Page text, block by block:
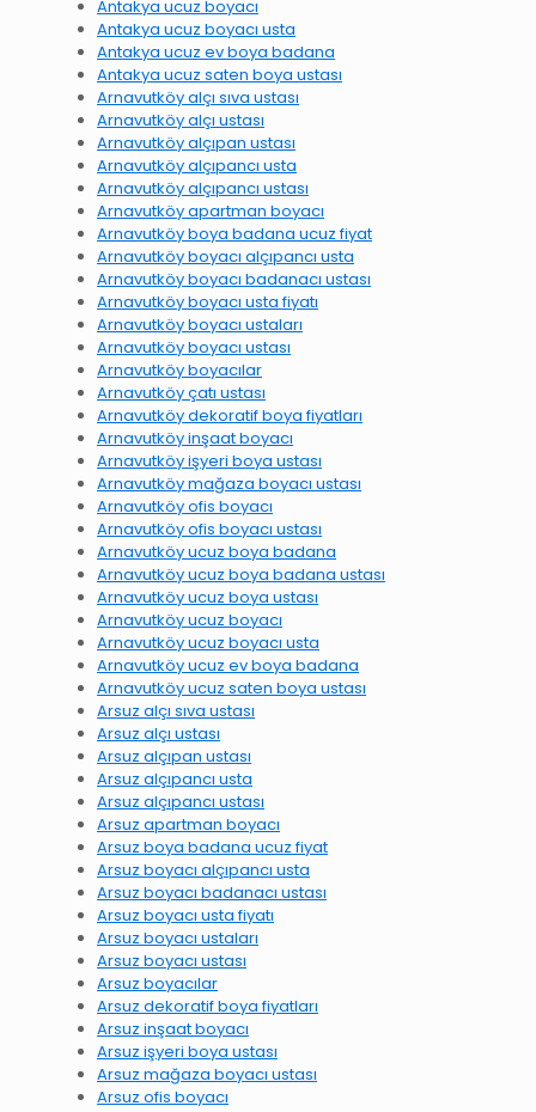
Antakya ucuz boyacı
Antakya ucuz boyacı usta
Antakya ucuz ev boya badana
Antakya ucuz saten boya ustası
Arnavutköy alçı sıva ustası
Arnavutköy alçı ustası
Arnavutköy alçıpan ustası
Arnavutköy alçıpancı usta
Arnavutköy alçıpancı ustası
Arnavutköy apartman boyacı
Arnavutköy boya badana ucuz fiyat
Arnavutköy boyacı alçıpancı usta
Arnavutköy boyacı badanacı ustası
Arnavutköy boyacı usta fiyatı
Arnavutköy boyacı ustaları
Arnavutköy boyacı ustası
Arnavutköy boyacılar
Arnavutköy çatı ustası
Arnavutköy dekoratif boya fiyatları
Arnavutköy inşaat boyacı
Arnavutköy işyeri boya ustası
Arnavutköy mağaza boyacı ustası
Arnavutköy ofis boyacı
Arnavutköy ofis boyacı ustası
Arnavutköy ucuz boya badana
Arnavutköy ucuz boya badana ustası
Arnavutköy ucuz boya ustası
Arnavutköy ucuz boyacı
Arnavutköy ucuz boyacı usta
Arnavutköy ucuz ev boya badana
Arnavutköy ucuz saten boya ustası
Arsuz alçı sıva ustası
Arsuz alçı ustası
Arsuz alçıpan ustası
Arsuz alçıpancı usta
Arsuz alçıpancı ustası
Arsuz apartman boyacı
Arsuz boya badana ucuz fiyat
Arsuz boyacı alçıpancı usta
Arsuz boyacı badanacı ustası
Arsuz boyacı usta fiyatı
Arsuz boyacı ustaları
Arsuz boyacı ustası
Arsuz boyacılar
Arsuz dekoratif boya fiyatları
Arsuz inşaat boyacı
Arsuz işyeri boya ustası
Arsuz mağaza boyacı ustası
Arsuz ofis boyacı